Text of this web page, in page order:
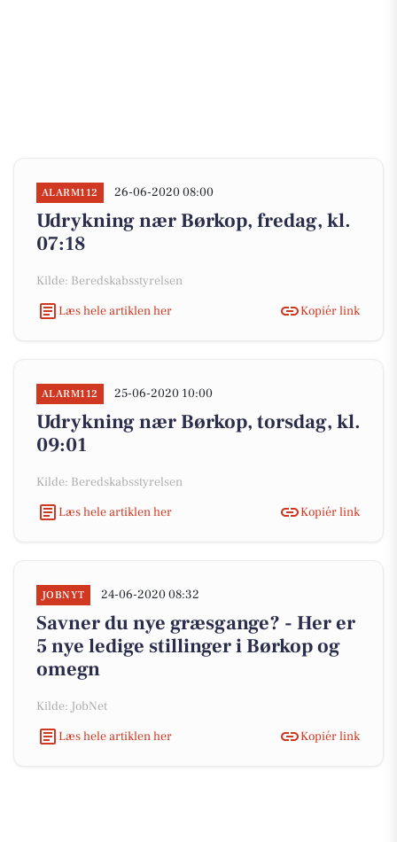
ALARM112 26-06-2020 08:00
Udrykning nær Børkop, fredag, kl.
07:18
Kilde: Beredskabsstyrelsen
Læs hele artiklen her
Kopiér link
ALARM112 25-06-2020 10:00
Udrykning nær Børkop, torsdag, kl.
09:01
Kilde: Beredskabsstyrelsen
Læs hele artiklen her
Kopiér link
JOBNYT 24-06-2020 08:32
Savner du nye græsgange? - Her er
5 nye ledige stillinger i Børkop og
omegn
Kilde: JobNet
Læs hele artiklen her
Kopiér link